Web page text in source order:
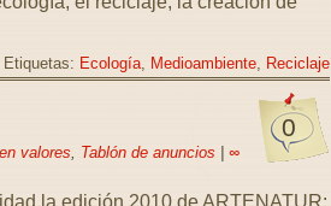
Etiquetas: Ecología, Medioambiente, Reciclaje
0
valores, Tablón de anuncios ∞
la edición 2010 de ARTENATUR: